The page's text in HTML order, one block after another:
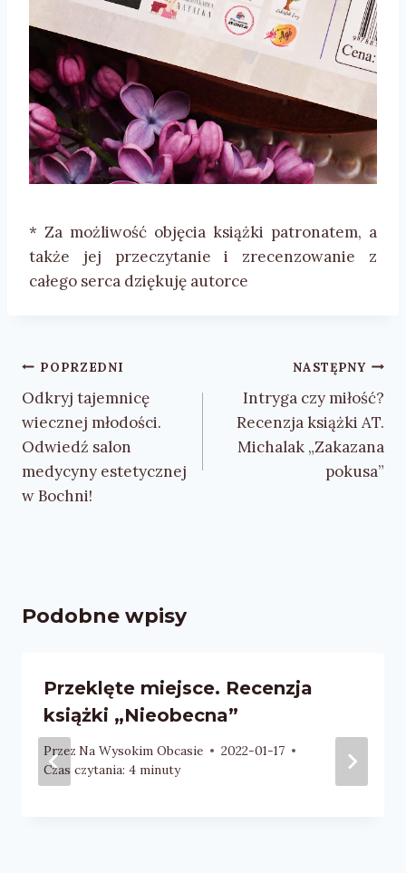
* Za możliwość objęcia książki patronatem, a
także jej przeczytanie i zrecenzowanie z
całego serca dziękuję autorce
Nawigacja
wpisu
POPRZEDNI
Odkryj tajemnicę
wiecznej młodości.
Odwiedź salon
medycyny estetycznej
w Bochni!
NASTĘPNY
Intryga czy miłość?
Recenzja książki AT.
Michalak „Zakazana
pokusa”
Podobne wpisy
Przeklęte miejsce. Recenzja
książki „Nieobecna”
Przez Na Wysokim Obcasie
2022-01-17
Czas czytania: 4 minuty